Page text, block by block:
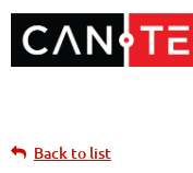
Back to list